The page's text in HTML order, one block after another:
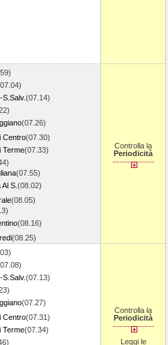
(07.14)
(07.26)
Centro(07.30)
Terme(07.33)
(07.55)
S. (08.02)
(08.05)
(08.16)
(08.25)
Controlla la
Periodicità
(07.13)
(07.27)
Centro(07.31)
Terme(07.34)
Controlla la
Periodicità
Leggi le